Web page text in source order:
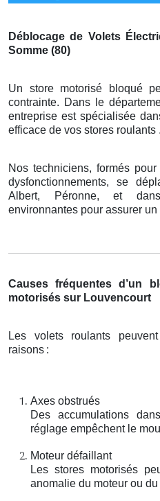
Déblocage de Volets
Somme (80)
Un store motorisé bloqué
contrainte. Dans le
entreprise est spécialisée
efficace de vos stores roulants .
Nos techniciens, formés
dysfonctionnements, se
Albert, Péronne, et
environnantes pour assurer
Causes fréquentes d’un
motorisés sur Louvencourt
Les volets roulants
raisons :
Axes obstrués
Des accumulations
réglage empêchent le
Moteur défaillant
Les stores motorisés
anomalie du moteur ou